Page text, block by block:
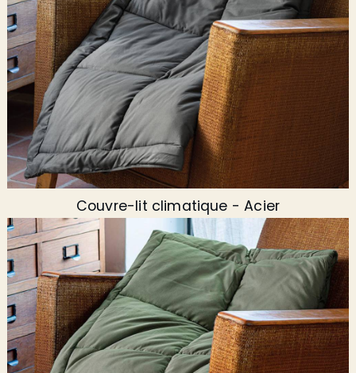
Couvre-lit climatique - Acier